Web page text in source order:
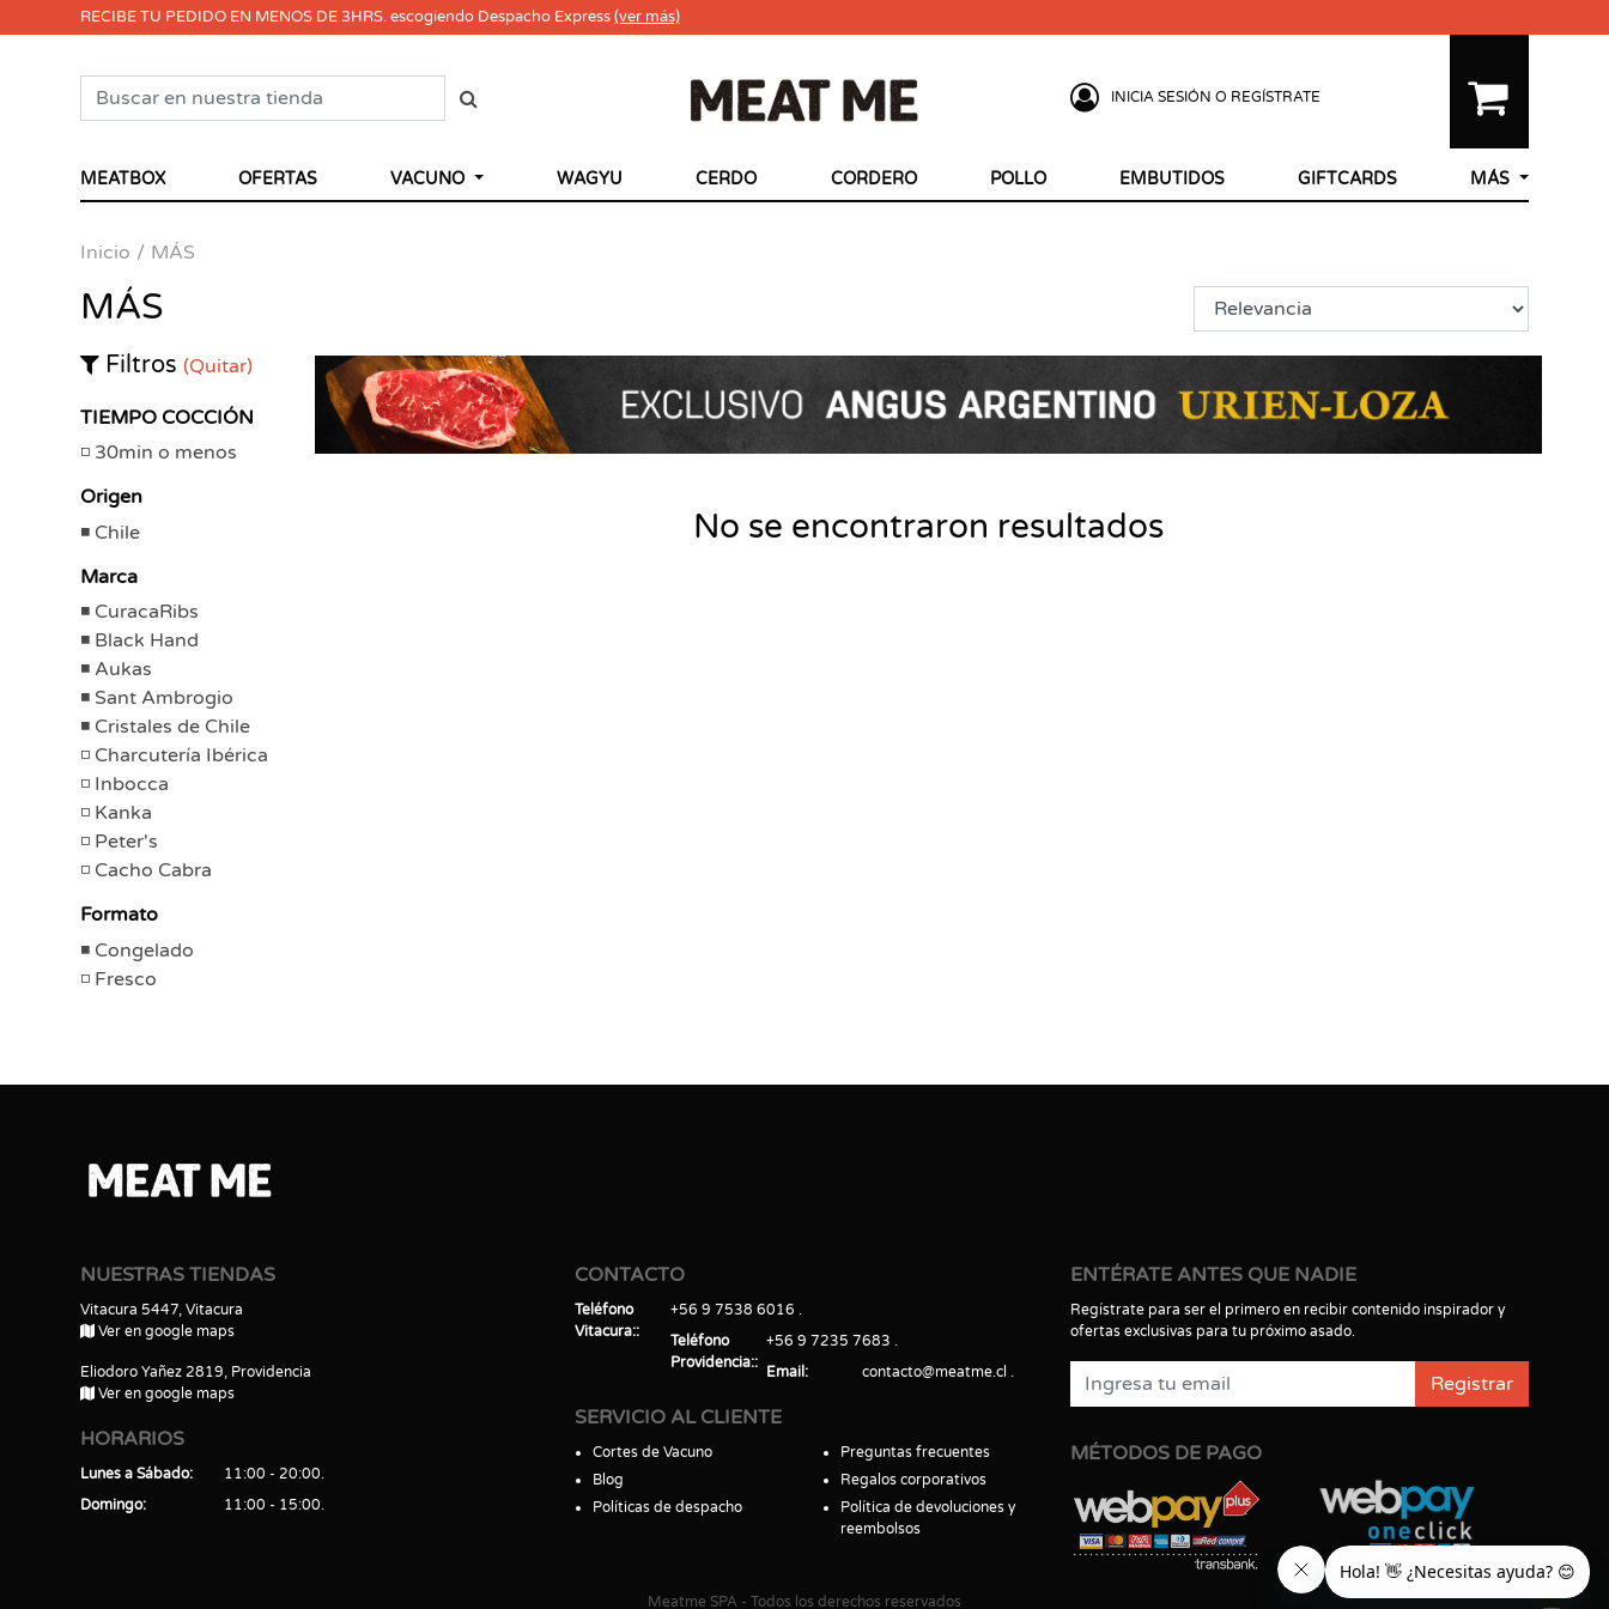
RECIBE TU PEDIDO EN MENOS DE 3HRS. escogiendo Despacho Express(ver más)
INICIA SESIÓN O REGÍSTRATE
MEATBOX OFERTAS VACUNO WAGYU CERDO CORDERO POLLO EMBUTIDOS GIFTCARDS MÁS
Inicio MÁS
MÁS
Filtros (Quitar)
TIEMPO COCCIÓN
30min o menos
Origen
Chile
Marca
CuracaRibs
Black Hand
Aukas
Sant Ambrogio
Cristales de Chile
Charcutería Ibérica
Inbocca
Kanka
Peter's
Cacho Cabra
Formato
Congelado
Fresco
No se encontraron resultados
NUESTRAS TIENDAS
Vitacura 5447, Vitacura
Ver en google maps
Eliodoro Yañez 2819, Providencia
Ver en google maps
HORARIOS
Lunes a Sábado
11:00 - 20:00
Domingo
11:00 - 15:00
CONTACTO
Teléfono
Vitacura:
+56 9 7538 6016
Teléfono
Providencia:
+56 9 7235 7683
Email
contacto@meatme.cl
SERVICIO AL CLIENTE
Cortes de Vacuno
Blog
Políticas de despacho
Preguntas frecuentes
Regalos corporativos
Política de devoluciones y
reembolsos
ENTÉRATE ANTES QUE NADIE
Regístrate para ser el primero en recibir contenido inspirador y
ofertas exclusivas para tu próximo asado.
Registrar
MÉTODOS DE PAGO
Meatme SPA - Todos los derechos reservados